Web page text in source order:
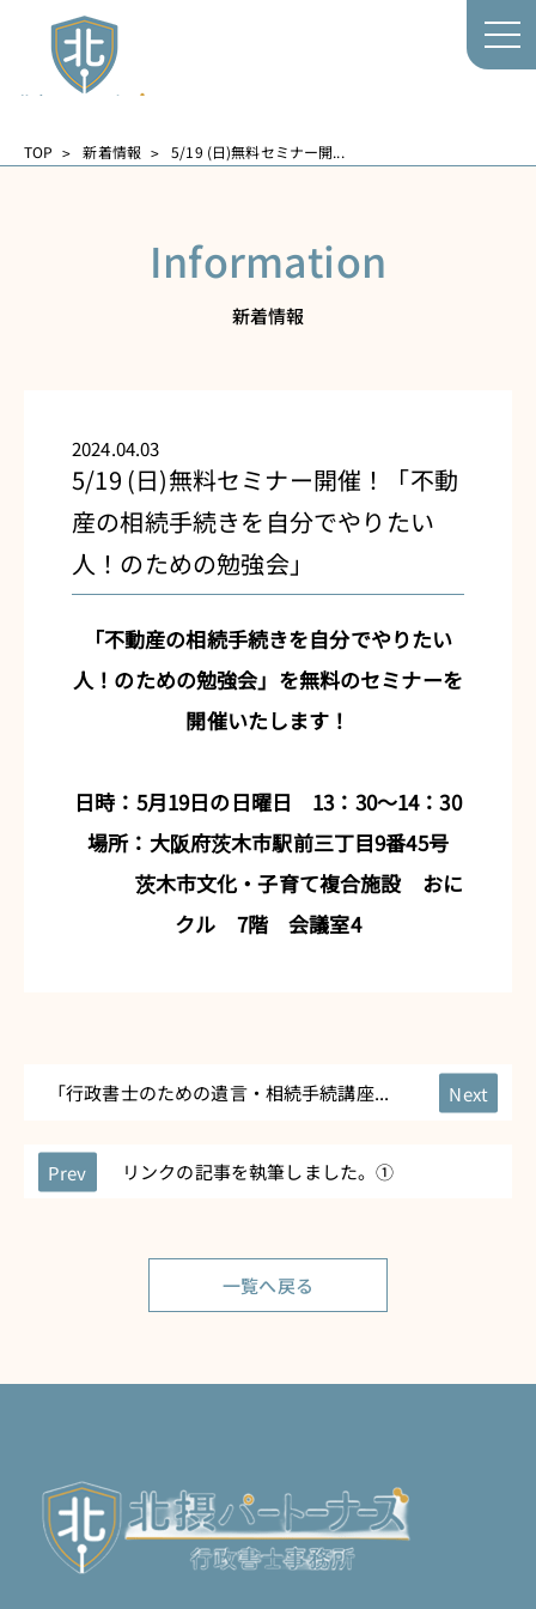
TOP 新着情報 5/19 (日)無料セミナー開...
Information
新着情報
2024.04.03
5/19 (日)無料セミナー開催！「不動
産の相続手続きを自分でやりたい
人！のための勉強会」
「不動産の相続手続きを自分でやりたい
人！のための勉強会」を無料のセミナーを
開催いたします！
日時：5月19日の日曜日 13：30～14：30
場所：大阪府茨木市駅前三丁目9番45号
茨木市文化・子育て複合施設 おに
クル 7階 会議室4
リンクの記事を執筆しました。①
「行政書士のための遺言・相続手続講座...
一覧へ戻る